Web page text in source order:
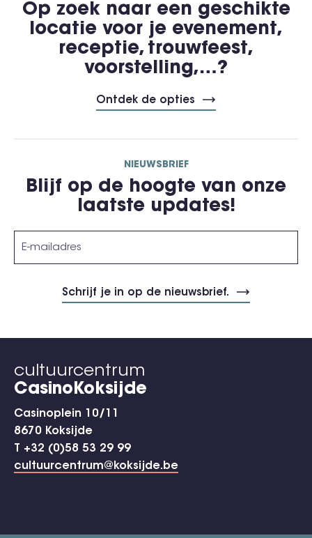
Op zoek naar een geschikte
locatie voor je evenement,
receptie, trouwfeest,
voorstelling,…?
Ontdek de opties
NIEUWSBRIEF
Blijf op de hoogte van onze
laatste updates!
cultuurcentrum
CasinoKoksijde
Casinoplein 10/11
8670 Koksijde
T +32 (0)58 53 29 99
cultuurcentrum@koksijde.be